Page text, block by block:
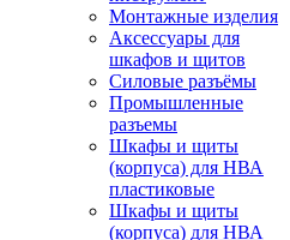
Монтажные изделия
Аксессуары для
шкафов и щитов
Силовые разъёмы
Промышленные
разъемы
Шкафы и щиты
(корпуса) для НВА
пластиковые
Шкафы и щиты
(корпуса) для НВА